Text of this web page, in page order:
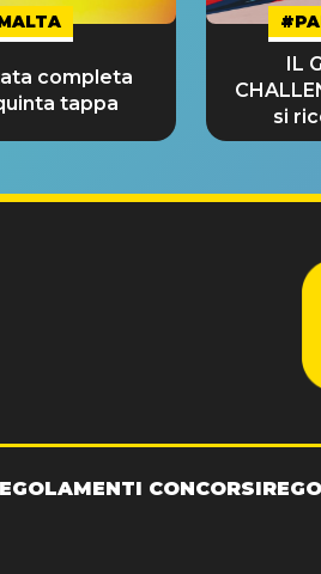
completa
tappa
IL
si
CONCORSI